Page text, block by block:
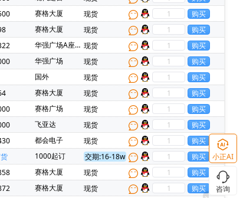
赛格大厦
现货
赛格大厦
现货
华强广场A座13k 现货
华强广场
现货
国外
现货
赛格大厦
现货
赛格广场
现货
飞亚达
现货
都会电子
现货
1000起订
交期:16-18w
赛格大厦
现货
赛格大厦
现货
小正AI
咨询